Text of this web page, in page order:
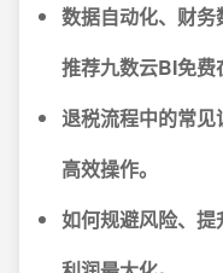
数据自动化、财务
推荐九数云BI免费
退税流程中的常
高效操作。
如何规避风险、